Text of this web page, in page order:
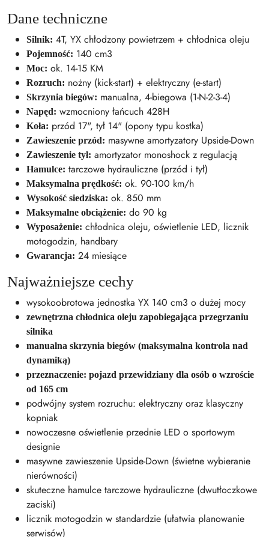
Dane techniczne
Silnik: 4T, YX chłodzony powietrzem + chłodnica oleju
Pojemność: 140 cm3
Moc: ok. 14-15 KM
Rozruch: nożny (kick-start) + elektryczny (e-start)
Skrzynia biegów: manualna, 4-biegowa (1-N-2-3-4)
Napęd: wzmocniony łańcuch 428H
Koła: przód 17", tył 14" (opony typu kostka)
Zawieszenie przód: masywne amortyzatory Upside-Down
Zawieszenie tył: amortyzator monoshock z regulacją
Hamulce: tarczowe hydrauliczne (przód i tył)
Maksymalna prędkość: ok. 90-100 km/h
Wysokość siedziska: ok. 850 mm
Maksymalne obciążenie: do 90 kg
Wyposażenie: chłodnica oleju, oświetlenie LED, licznik
motogodzin, handbary
Gwarancja: 24 miesiące
Najważniejsze cechy
wysokoobrotowa jednostka YX 140 cm3 o dużej mocy
zewnętrzna chłodnica oleju zapobiegająca przegrzaniu
silnika
manualna skrzynia biegów (maksymalna kontrola nad
dynamiką)
przeznaczenie: pojazd przewidziany dla osób o wzroście
od 165 cm
podwójny system rozruchu: elektryczny oraz klasyczny
kopniak
nowoczesne oświetlenie przednie LED o sportowym
designie
masywne zawieszenie Upside-Down (świetne wybieranie
nierówności)
skuteczne hamulce tarczowe hydrauliczne (dwutłoczkowe
zaciski)
licznik motogodzin w standardzie (ułatwia planowanie
serwisów)